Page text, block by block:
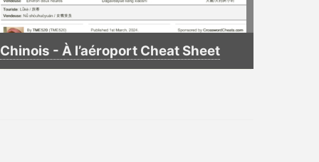
Chinois - À l’aéroport Cheat Sheet